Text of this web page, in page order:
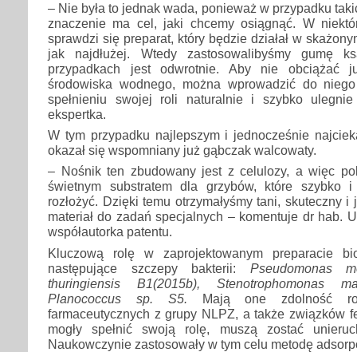
– Nie była to jednak wada, ponieważ w przypadku
znaczenie ma cel, jaki chcemy osiągnąć. W
sprawdzi się preparat, który będzie działał w
jak najdłużej. Wtedy zastosowalibyśmy gumę
przypadkach jest odwrotnie. Aby nie obciążać
środowiska wodnego, można wprowadzić do
spełnieniu swojej roli naturalnie i szybko
ekspertka.
W tym przypadku najlepszym i jednocześnie
okazał się wspomniany już gąbczak walcowaty.
– Nośnik ten zbudowany jest z celulozy, a więc
świetnym substratem dla grzybów, które szybko
rozłożyć. Dzięki temu otrzymałyśmy tani, skuteczny
materiał do zadań specjalnych – komentuje dr hab.
współautorka patentu.
Kluczową rolę w zaprojektowanym preparacie
następujące szczepy bakterii: Pseudomonas
thuringiensis B1(2015b), Stenotrophomonas
Planococcus sp. S5. Mają one zdolność
farmaceutycznych z grupy NLPZ, a także związków
mogły spełnić swoją rolę, muszą zostać
Naukowczynie zastosowały w tym celu metodę